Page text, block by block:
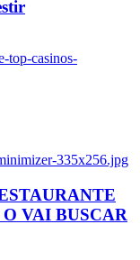
top-casinos-
335x256.jpg
VAI BUSCAR